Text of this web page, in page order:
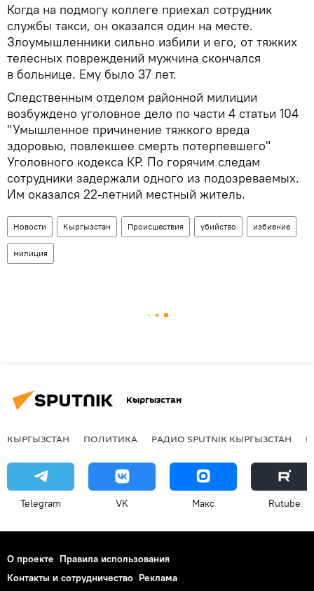
Когда на подмогу коллеге приехал сотрудник
службы такси, он оказался один на месте.
Злоумышленники сильно избили и его, от тяжких
телесных повреждений мужчина скончался
в больнице. Ему было 37 лет.
Следственным отделом районной милиции
возбуждено уголовное дело по части 4 статьи 104
"Умышленное причинение тяжкого вреда
здоровью, повлекшее смерть потерпевшего"
Уголовного кодекса КР. По горячим следам
сотрудники задержали одного из подозреваемых.
Им оказался 22-летний местный житель.
Новости Кыргызстан Происшествия убийство избиение
милиция
Кыргызстан
КЫРГЫЗСТАН ПОЛИТИКА РАДИО SPUTNIK КЫРГЫЗСТАН
Telegram VK Макс Rutube
О проекте Правила использования
Контакты и сотрудничество Реклама